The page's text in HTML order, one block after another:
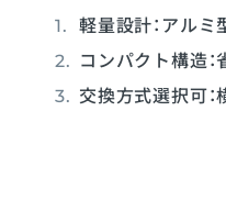
軽量設計：アルミ
コンパクト構造
交換方式選択可